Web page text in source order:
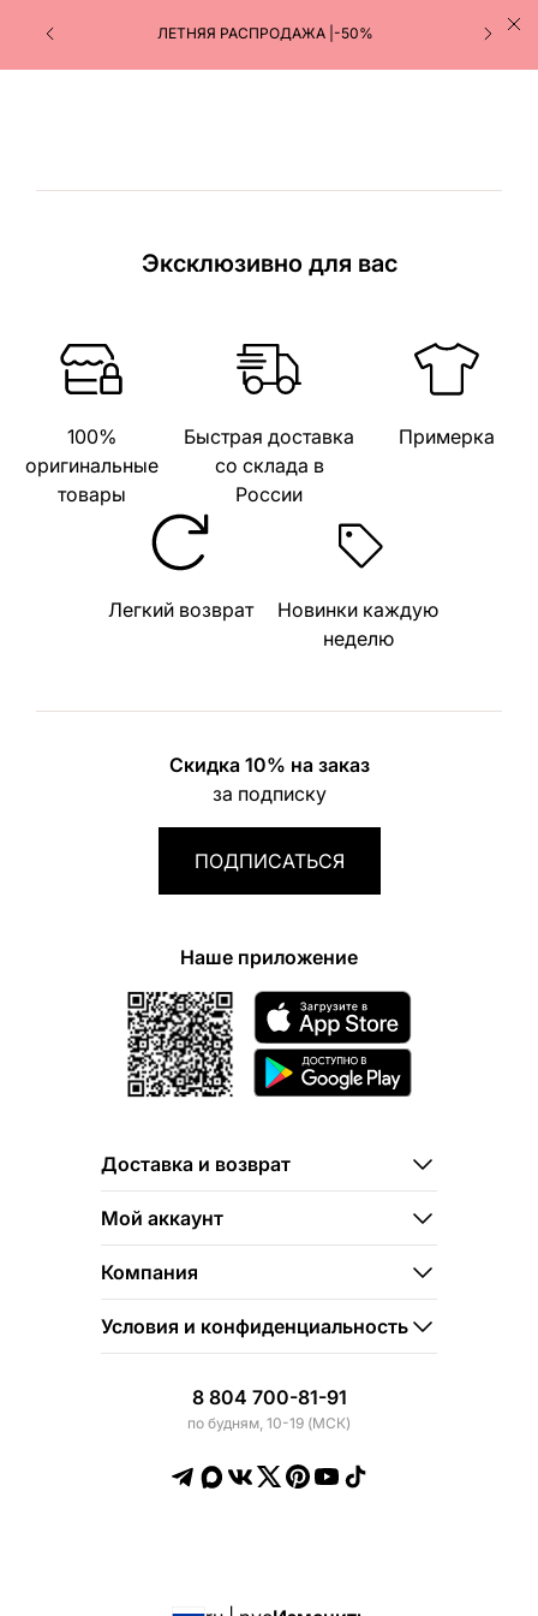
ЛЕТНЯЯ РАСПРОДАЖА |-50%
Эксклюзивно для вас
100%
оригинальные
товары
Быстрая доставка
со склада в
России
Примерка
Легкий возврат
Новинки каждую
неделю
Скидка 10% на заказ
за подписку
ПОДПИСАТЬСЯ
Наше приложение
Доставка и возврат
Мой аккаунт
Компания
Условия и конфиденциальность
8 804 700-81-91
по будням, 10-19 (МСК)